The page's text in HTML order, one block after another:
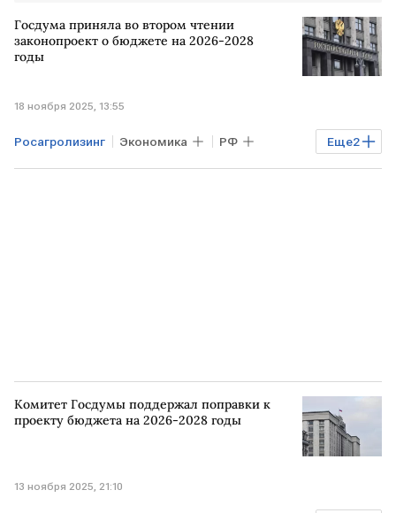
Госдума приняла во втором чтении
законопроект о бюджете на 2026-2028
годы
18 ноября 2025, 13:55
Еще2
Росагролизинг Экономика РФ
Госдума РЖД
Комитет Госдумы поддержал поправки к
проекту бюджета на 2026-2028 годы
13 ноября 2025, 21:10